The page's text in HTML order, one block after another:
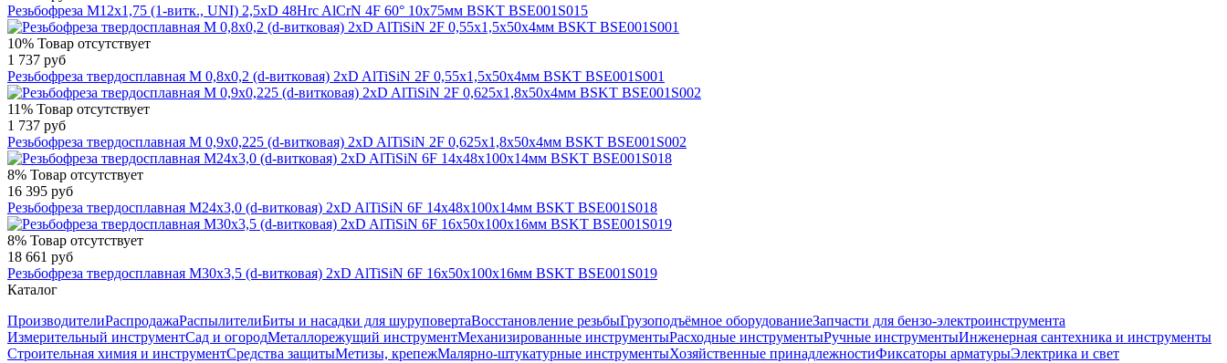
Резьбофреза М12х1,75 (1-витк., UNI) 2,5xD 48Hrc AlCrN 4F 60° 10х75мм BSKT BSE001S015
10% Товар отсутствует
1 737 руб
Резьбофреза твердосплавная М 0,8х0,2 (d-витковая) 2xD AlTiSiN 2F 0,55х1,5х50х4мм BSKT BSE001S001
11% Товар отсутствует
1 737 руб
Резьбофреза твердосплавная М 0,9х0,225 (d-витковая) 2xD AlTiSiN 2F 0,625х1,8х50х4мм BSKT BSE001S002
8% Товар отсутствует
16 395 руб
Резьбофреза твердосплавная М24х3,0 (d-витковая) 2xD AlTiSiN 6F 14х48х100х14мм BSKT BSE001S018
8% Товар отсутствует
18 661 руб
Резьбофреза твердосплавная М30х3,5 (d-витковая) 2xD AlTiSiN 6F 16х50х100х16мм BSKT BSE001S019
Каталог
ПроизводителиРаспродажаРаспылителиБиты и насадки для шуруповертаВосстановление резьбыГрузоподъёмное оборудованиеЗапчасти для бензо-электроинструмента
Измерительный инструментСад и огородМеталлорежущий инструментМеханизированные инструментыРасходные инструментыРучные инструментыИнженерная сантехника и инструменты
Строительная химия и инструментСредства защитыМетизы, крепежМалярно-штукатурные инструментыХозяйственные принадлежностиФиксаторы арматурыЭлектрика и свет